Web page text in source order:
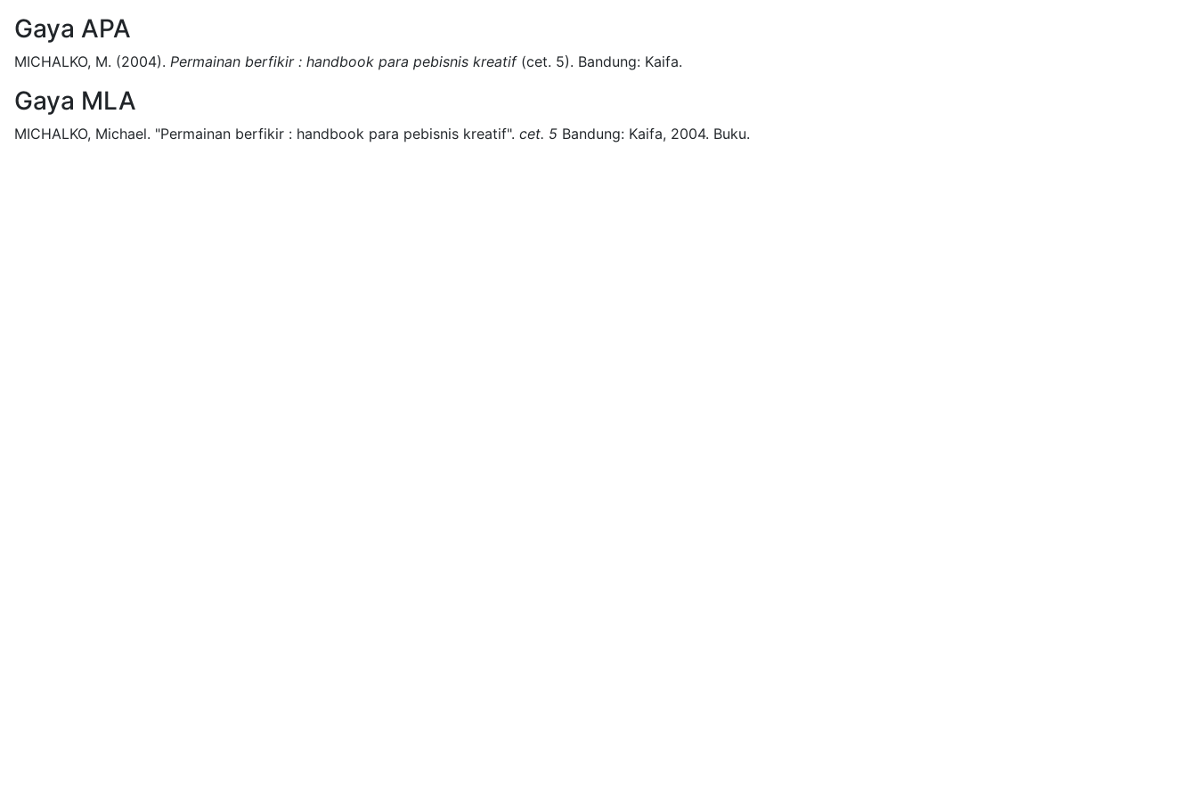
Gaya APA
MICHALKO, M. (2004). Permainan berfikir : handbook para pebisnis kreatif(cet. 5). Bandung: Kaifa.
Gaya MLA
MICHALKO, Michael. "Permainan berfikir : handbook para pebisnis kreatif". cet. 5 Bandung: Kaifa, 2004. Buku.